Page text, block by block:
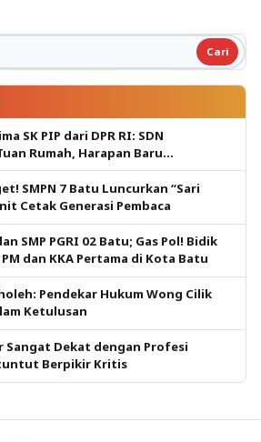
SK PIP dari DPR RI: SDN
Rumah, Harapan Baru
SMPN 7 Batu Luncurkan “Sari
Cetak Generasi Pembaca
SMP PGRI 02 Batu; Gas Pol! Bidik
dan KKA Pertama di Kota Batu
Pendekar Hukum Wong Cilik
Ketulusan
Sangat Dekat dengan Profesi
Berpikir Kritis